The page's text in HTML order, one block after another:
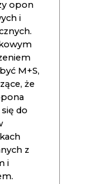
opon
i
M+S,
że
się do
z
i